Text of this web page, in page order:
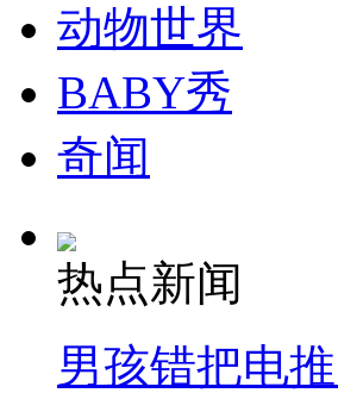
司机酒驾遇交警 急速倒车逃窜
动物世界
BABY秀
奇闻
热点新闻
男孩错把电